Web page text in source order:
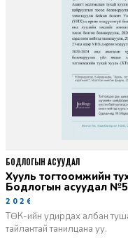
Хууль тогтоомжийн тухай хуулийн хэрэгжилт -
Бодлогын асуудал
2026-06-02
ТӨК-ийн удирдах албан
тайлантай танилцана уу.
БОДЛОГЫН АСУУДАЛ